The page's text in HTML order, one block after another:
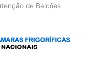
de Balcões